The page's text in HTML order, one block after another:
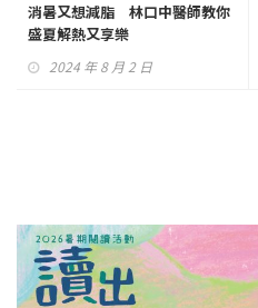
消暑又想減脂 林口中醫師教你
盛夏解熱又享樂
2024 年 8 月 2 日